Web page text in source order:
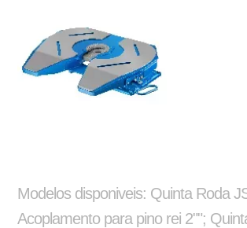
Modelos disponiveis: Quinta Roda
Acoplamento para pino rei 2"";